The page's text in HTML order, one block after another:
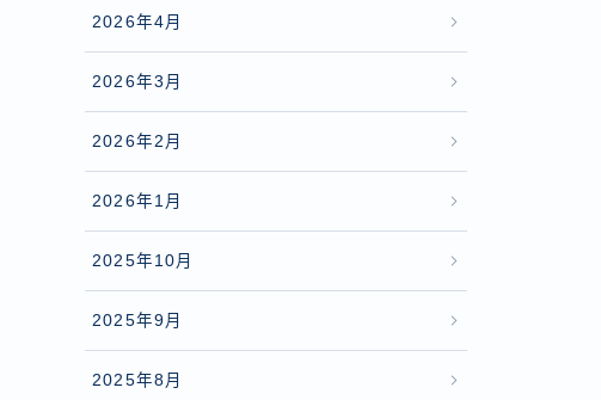
2026年4月
2026年3月
2026年2月
2026年1月
2025年10月
2025年9月
2025年8月